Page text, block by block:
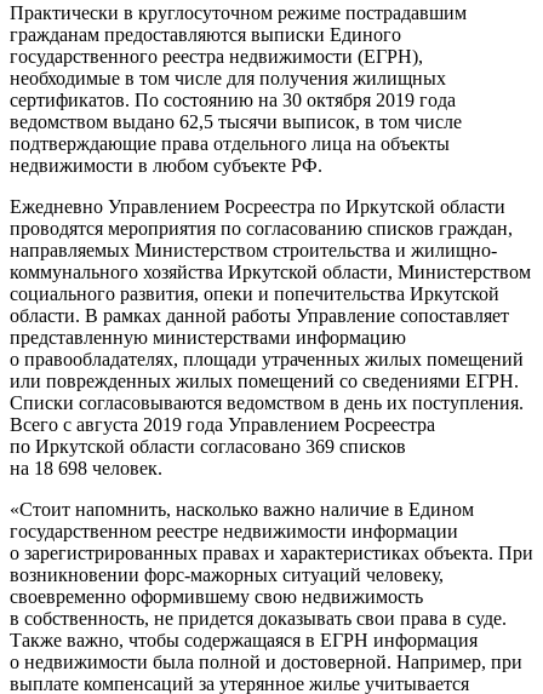
Практически в круглосуточном режиме пострадавшим
гражданам предоставляются выписки Единого
государственного реестра недвижимости (ЕГРН),
необходимые в том числе для получения жилищных
сертификатов. По состоянию на 30 октября 2019 года
ведомством выдано 62,5 тысячи выписок, в том числе
подтверждающие права отдельного лица на объекты
недвижимости в любом субъекте РФ.
Ежедневно Управлением Росреестра по Иркутской области
проводятся мероприятия по согласованию списков граждан,
направляемых Министерством строительства и жилищно-
коммунального хозяйства Иркутской области, Министерством
социального развития, опеки и попечительства Иркутской
области. В рамках данной работы Управление сопоставляет
представленную министерствами информацию
о правообладателях, площади утраченных жилых помещений
или поврежденных жилых помещений со сведениями ЕГРН.
Списки согласовываются ведомством в день их поступления.
Всего с августа 2019 года Управлением Росреестра
по Иркутской области согласовано 369 списков
на 18 698 человек.
«Стоит напомнить, насколько важно наличие в Едином
государственном реестре недвижимости информации
о зарегистрированных правах и характеристиках объекта. При
возникновении форс-мажорных ситуаций человеку,
своевременно оформившему свою недвижимость
в собственность, не придется доказывать свои права в суде.
Также важно, чтобы содержащаяся в ЕГРН информация
о недвижимости была полной и достоверной. Например, при
выплате компенсаций за утерянное жилье учитывается